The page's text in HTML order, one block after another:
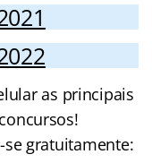
as principais
se gratuitamente: